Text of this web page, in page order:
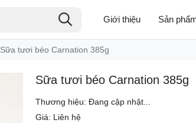
Giới thiệu Sản
Sữa tươi béo Carnation 385g
Sữa tươi béo Carnation 385g
Thương hiệu: Đang cập nhật...
Giá: Liên hệ